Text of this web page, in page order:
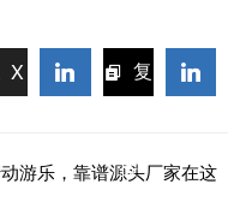
X
复
接
游乐，靠谱源头厂家在这